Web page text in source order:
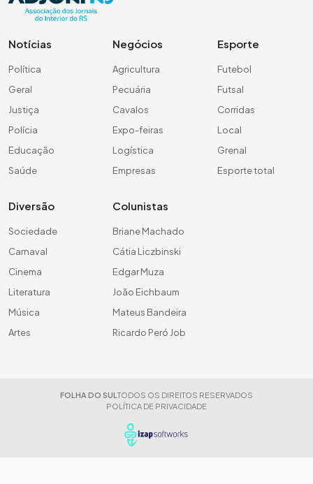
Notícias
Política
Geral
Justiça
Polícia
Educação
Saúde
Negócios
Agricultura
Pecuária
Cavalos
Expo-feiras
Logística
Empresas
Esporte
Futebol
Futsal
Corridas
Local
Grenal
Esporte total
Diversão
Sociedade
Carnaval
Cinema
Literatura
Música
Artes
Colunistas
Briane Machado
Cátia Liczbinski
Edgar Muza
João Eichbaum
Mateus Bandeira
Ricardo Peró Job
FOLHA DO SUL TODOS OS DIREITOS RESERVADOS
POLÍTICA DE PRIVACIDADE